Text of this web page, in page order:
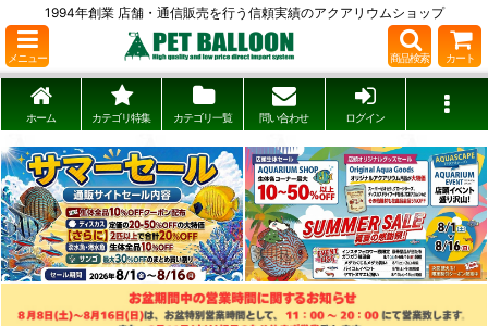
1994年創業 店舗・通信販売を行う信頼実績のアクアリウムショップ
メニュー 商品検索 カート
ホーム カテゴリ特集 カテゴリ一覧 問い合わせ ログイン